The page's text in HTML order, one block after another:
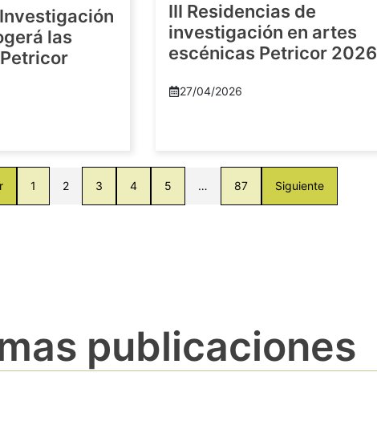
las
III Residencias de
investigación en artes
escénicas Petricor 2026
27/04/2026
1 2 3 4 5 … 87 Siguiente
publicaciones